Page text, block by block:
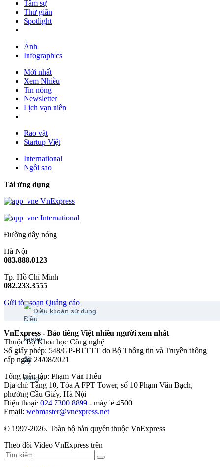
Tâm sự
Thư giãn
Spotlight
Ảnh
Infographics
Mới nhất
Xem Nhiều
Tin nóng
Newsletter
Lịch vạn niên
Rao vặt
Startup Việt
International
Ngôi sao
Tải ứng dụng
VnExpress
International
Đường dây nóng
Hà Nội
083.888.0123
Tp. Hồ Chí Minh
082.233.3555
Gửi tòa soạn Quảng cáo
Điều khoản sử dụng
VnExpress - Báo tiếng Việt nhiều người xem nhất
Thuộc Bộ Khoa học Công nghệ
Số giấy phép: 548/GP-BTTTT do Bộ Thông tin và Truyền thông
cấp ngày 24/08/2021
Tổng biên tập: Phạm Văn Hiếu
Địa chỉ: Tầng 10, Tòa A FPT Tower, số 10 Phạm Văn Bạch,
phường Cầu Giấy, Hà Nội
Điện thoại: 024 7300 8899 - máy lẻ 4500
Email: webmaster@vnexpress.net
© 1997-2026. Toàn bộ bản quyền thuộc VnExpress
Theo dõi Video VnExpress trên